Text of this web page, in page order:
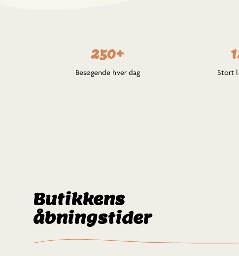
250+
Besøgende hver dag Stort
Butikkens
åbningstider